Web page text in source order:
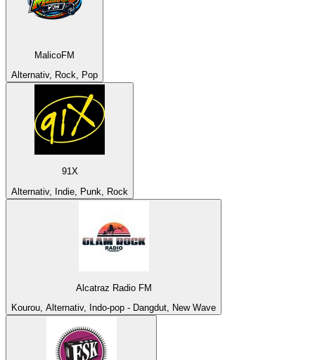
MalicoFM
Alternativ, Rock, Pop
91X
Alternativ, Indie, Punk, Rock
Alcatraz Radio FM
Kourou, Alternativ, Indo-pop - Dangdut, New Wave